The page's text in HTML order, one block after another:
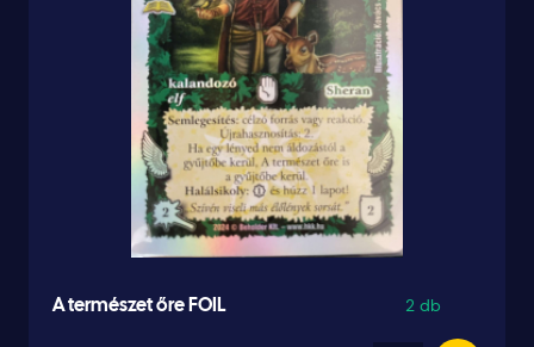
A természet őre FOIL 2 db